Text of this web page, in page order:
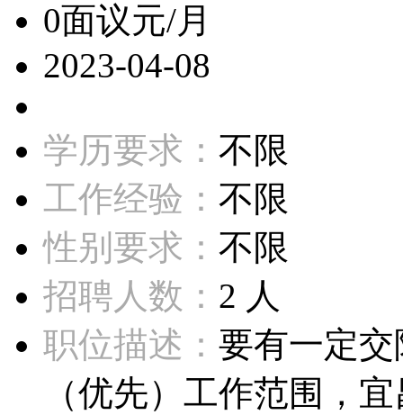
0面议元/月
2023-04-08
学历要求： 不限
工作经验： 不限
性别要求： 不限
招聘人数： 2 人
职位描述： 要有一定
（优先）工作范围，